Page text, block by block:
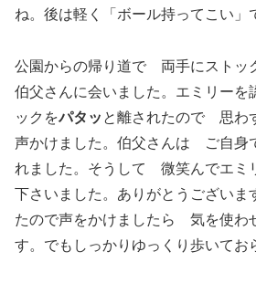
ね。後は軽く「ボール持ってこい」
公園からの帰り道で 両手にストッ
伯父さんに会いました。エミリー
ックをパタッ と離されたので 思わ
声かけました。伯父さんは ご自身
れました。そうして 微笑んでエミ
下さいました。ありがとうございま
たので声をかけましたら 気を使わ
す。でもしっかりゆっくり歩いてお